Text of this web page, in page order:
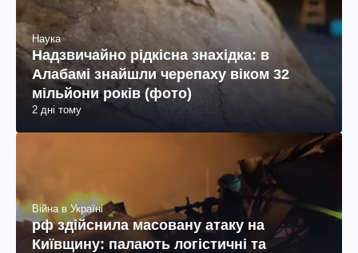
Наука
Надзвичайно рідкісна знахідка: в
Алабамі знайшли черепаху віком 32
мільйони років (фото)
2 дні тому
Війна в Україні
рф здійснила масовану атаку на
Київщину: палають логістичні та